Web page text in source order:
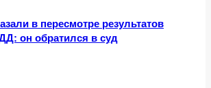
в пересмотре результатов
он обратился в суд